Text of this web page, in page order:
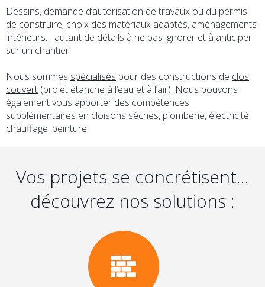
Dessins, demande d’autorisation de travaux ou du permis
de construire, choix des matériaux adaptés, aménagements
intérieurs… autant de détails à ne pas ignorer et à anticiper
sur un chantier.
Nous sommes spécialisés pour des constructions de clos
couvert (projet étanche à l’eau et à l’air). Nous pouvons
également vous apporter des compétences
supplémentaires en cloisons sèches, plomberie, électricité,
chauffage, peinture.
Vos projets se concrétisent...
découvrez nos solutions :